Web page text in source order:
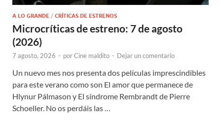
A LO GRANDE / CRÍTICAS DE ESTRENOS
Microcríticas de estreno: 7 de agosto
(2026)
7 agosto, 2026 - porCine maldito - Dejar un comentario
Un nuevo mes nos presenta dos películas imprescindibles
para este verano como son El amor que permanece de
Hlynur Pálmason y El síndrome Rembrandt de Pierre
Schoeller. No os perdáis las …